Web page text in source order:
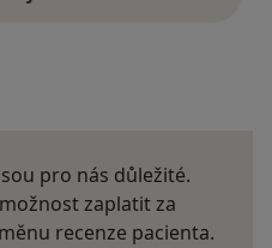
pro nás důležité.
zaplatit za
recenze pacienta.